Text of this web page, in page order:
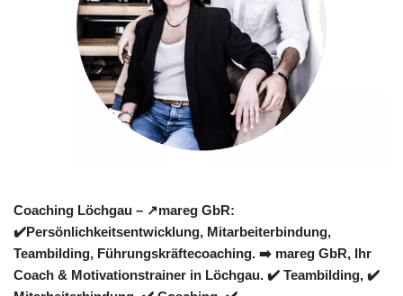
Coaching Löchgau – ↗️mareg GbR:
✔️Persönlichkeitsentwicklung, Mitarbeiterbindung,
Teambilding, Führungskräftecoaching. ➡️ mareg GbR, Ihr
Coach & Motivationstrainer in Löchgau. ✔️ Teambilding, ✔️